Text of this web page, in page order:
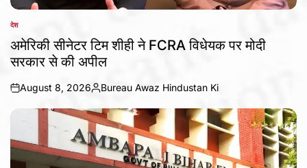
POSTED
IN
देश
अमेरिकी सीनेटर टिम शीही ने FCRA विधेयक पर मोदी
सरकार से की अपील
on
August 8, 2026
Posted
by
Bureau Awaz Hindustan Ki